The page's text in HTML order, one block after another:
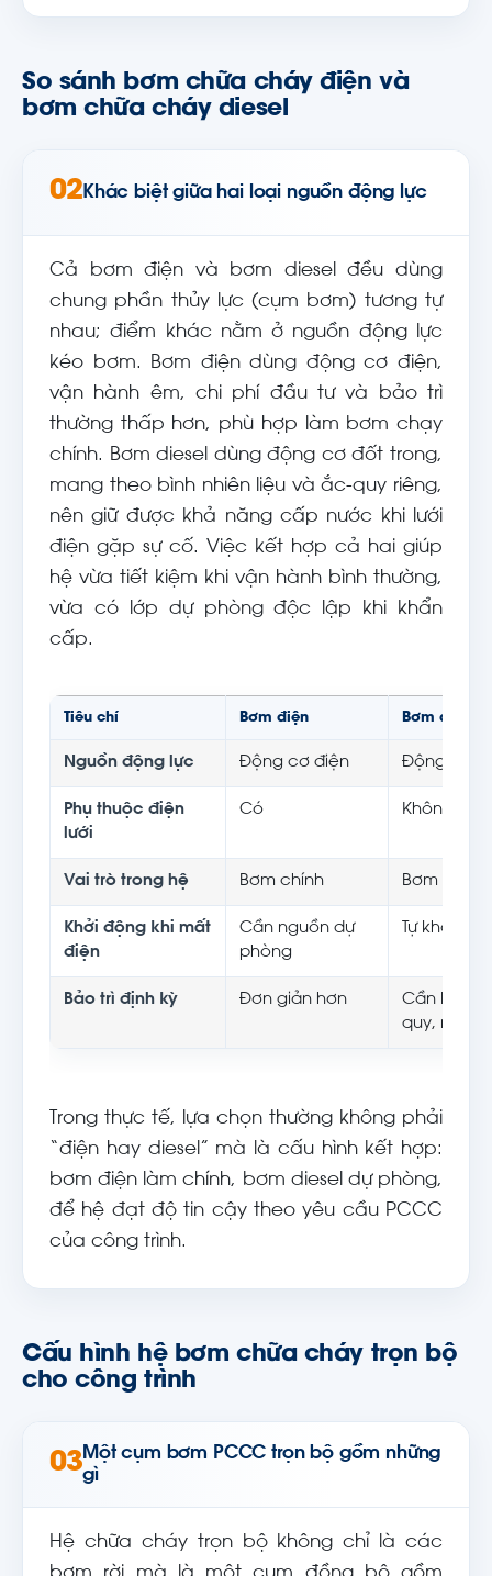
So sánh bơm chữa cháy điện và
bơm chữa cháy diesel
02Khác biệt giữa hai loại nguồn động lực
Cả bơm điện và bơm diesel đều dùng
chung phần thủy lực (cụm bơm) tương tự
nhau; điểm khác nằm ở nguồn động lực
kéo bơm. Bơm điện dùng động cơ điện,
vận hành êm, chi phí đầu tư và bảo trì
thường thấp hơn, phù hợp làm bơm chạy
chính. Bơm diesel dùng động cơ đốt trong,
mang theo bình nhiên liệu và ắc-quy riêng,
nên giữ được khả năng cấp nước khi lưới
điện gặp sự cố. Việc kết hợp cả hai giúp
hệ vừa tiết kiệm khi vận hành bình thường,
vừa có lớp dự phòng độc lập khi khẩn
cấp.
Tiêu chí Bơm điện Bơm diesel
Nguồn động lực Động cơ điện Động cơ
Phụ thuộc điện
lưới
Có Không
Vai trò trong hệ Bơm chính Bơm dự
Khởi động khi mất
điện
Cần nguồn dự
phòng
Tự khởi
Bảo trì định kỳ Đơn giản hơn
Cần kiểm
quy, nổ thử
Trong thực tế, lựa chọn thường không phải
“điện hay diesel” mà là cấu hình kết hợp:
bơm điện làm chính, bơm diesel dự phòng,
để hệ đạt độ tin cậy theo yêu cầu PCCC
của công trình.
Cấu hình hệ bơm chữa cháy trọn bộ
cho công trình
03Một cụm bơm PCCC trọn bộ gồm những
gì
Hệ chữa cháy trọn bộ không chỉ là các